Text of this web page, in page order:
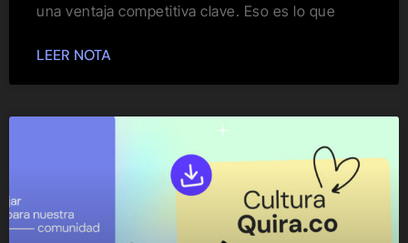
una ventaja competitiva clave. Eso es lo que
LEER NOTA